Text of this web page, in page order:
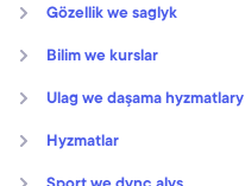
Gözellik we saglyk
Bilim we kurslar
Ulag we daşama hyzmatlary
Hyzmatlar